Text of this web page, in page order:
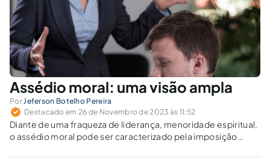
Assédio moral: uma visão ampla
PorJeferson Botelho Pereira
Destacado em 26 de Novembro de 2023 às 11:52
Diante de uma fraqueza de liderança, menoridade espiritual,
o assédio moral pode ser caracterizado pela imposição
sonhos, engodos e subterfúgios, tudo imposto boçalmente